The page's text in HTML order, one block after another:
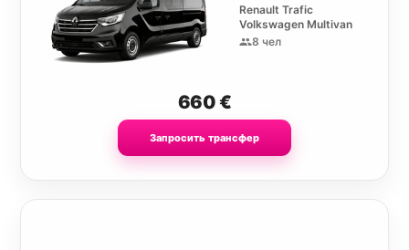
Renault Trafic
Volkswagen Multivan
8 чел
660€
Запросить трансфер